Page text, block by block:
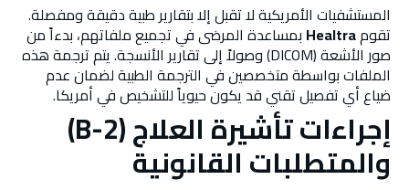
المستشفيات الأمريكية لا تقبل إلا بتقارير طبية دقيقة ومفصلة.
تقومHealtra بمساعدة المرضى في تجميع ملفاتهم، بدءاً من
صور الأشعة (DICOM) وصولاً إلى تقارير الأنسجة. يتم ترجمة هذه
الملفات بواسطة متخصصين في الترجمة الطبية لضمان عدم
ضياع أي تفصيل تقني قد يكون حيوياً للتشخيص في أمريكا.
إجراءات تأشيرة العلاج (B-2)
والمتطلبات القانونية